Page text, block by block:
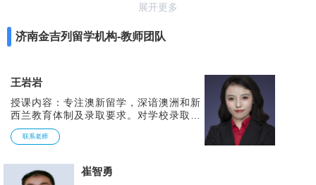
展开更多
济南金吉列留学机构-教师团队
王岩岩
授课内容：专注澳新留学，深谙澳洲和新
西兰教育体制及录取要求。对学校录取标
准有着精准的把握。熟悉澳大利亚、新西
兰的历史文化，城市特点，擅长帮助学生
等服务，为每位学生个性化留学方案
联系老师
崔智勇